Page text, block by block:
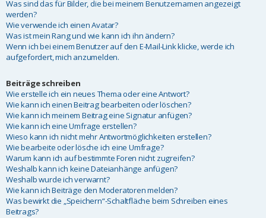
Was sind das für Bilder, die bei meinem Benutzernamen angezeigt
werden?
Wie verwende ich einen Avatar?
Was ist mein Rang und wie kann ich ihn ändern?
Wenn ich bei einem Benutzer auf den E-Mail-Link klicke, werde ich
aufgefordert, mich anzumelden.
Beiträge schreiben
Wie erstelle ich ein neues Thema oder eine Antwort?
Wie kann ich einen Beitrag bearbeiten oder löschen?
Wie kann ich meinem Beitrag eine Signatur anfügen?
Wie kann ich eine Umfrage erstellen?
Wieso kann ich nicht mehr Antwortmöglichkeiten erstellen?
Wie bearbeite oder lösche ich eine Umfrage?
Warum kann ich auf bestimmte Foren nicht zugreifen?
Weshalb kann ich keine Dateianhänge anfügen?
Weshalb wurde ich verwarnt?
Wie kann ich Beiträge den Moderatoren melden?
Was bewirkt die „Speichern“-Schaltfläche beim Schreiben eines
Beitrags?